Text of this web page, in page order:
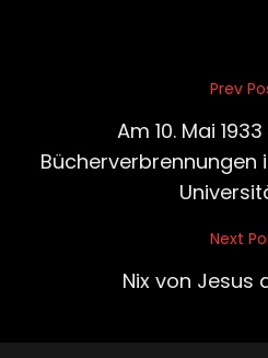
Prev
Am 10. Mai
Bücherverbrennungen
Next
Nix von Jesus